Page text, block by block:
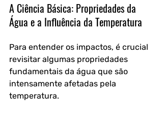
A Ciência Básica: Propriedades da
Água e a Influência da Temperatura
Para entender os impactos, é crucial
revisitar algumas propriedades
fundamentais da água que são
intensamente afetadas pela
temperatura.